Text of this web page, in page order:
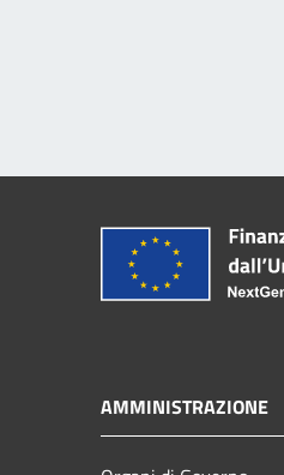
AMMINISTRAZIONE